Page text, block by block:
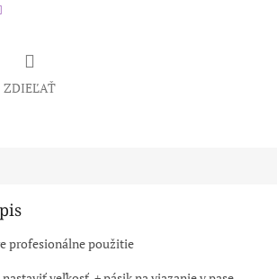
ZDIEĽAŤ
profesionálne použitie